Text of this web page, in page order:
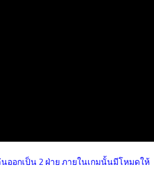
ออกเป็น 2 ฝ่าย ภายในเกมนั้นมีโหมดให้